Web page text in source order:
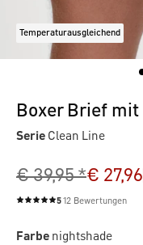
Temperaturausgleichend
Boxer Brief
Serie Clean Line
€ 39,95 *€ 27,96
Durchschnittliche
512 Bewertungen
Farbe nightshade